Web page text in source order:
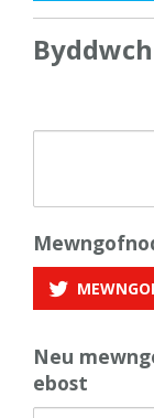
Neu
ebost